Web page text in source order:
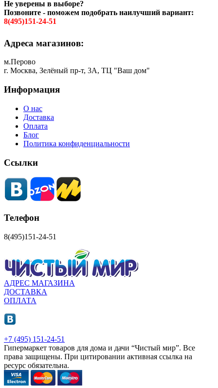
Не уверены в выборе?
Позвоните - поможем подобрать наилучший вариант:
8(495)151-24-51
Адреса магазинов:
м.Перово
г. Москва, Зелёный пр-т, 3А, ТЦ "Ваш дом"
Информация
О нас
Доставка
Оплата
Блог
Политика конфиденциальности
Ссылки
Телефон
8(495)151-24-51
АДРЕС МАГАЗИНА
ДОСТАВКА
ОПЛАТА
+7 (495) 151-24-51
Гипермаркет товаров для дома и дачи “Чистый мир”. Все
права защищены. При цитировании активная ссылка на
ресурс обязательна.